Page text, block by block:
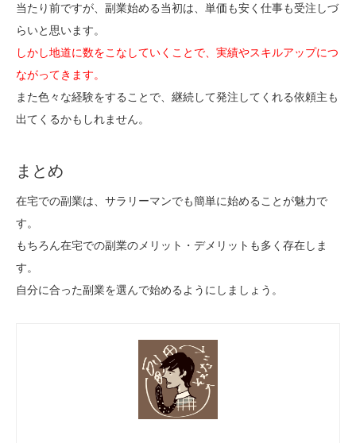
当たり前ですが、副業始める当初は、単価も安く仕事も受注しづ
らいと思います。
しかし地道に数をこなしていくことで、実績やスキルアップにつ
ながってきます。
また色々な経験をすることで、継続して発注してくれる依頼主も
出てくるかもしれません。
まとめ
在宅での副業は、サラリーマンでも簡単に始めることが魅力で
す。
もちろん在宅での副業のメリット・デメリットも多く存在しま
す。
自分に合った副業を選んで始めるようにしましょう。